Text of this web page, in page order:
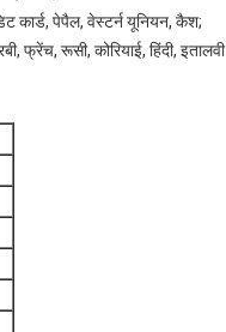
कार्ड, पेपैल, वेस्टर्न यूनियन, कैश;
फ्रेंच, रूसी, कोरियाई, हिंदी, इतालवी